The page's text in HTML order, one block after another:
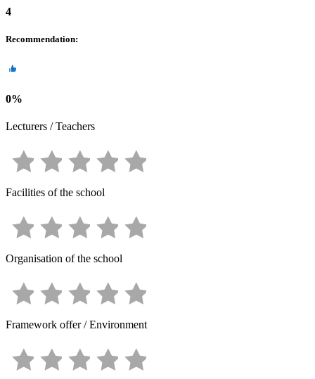
4
Recommendation:
0%
Lecturers / Teachers
Facilities of the school
Organisation of the school
Framework offer / Environment